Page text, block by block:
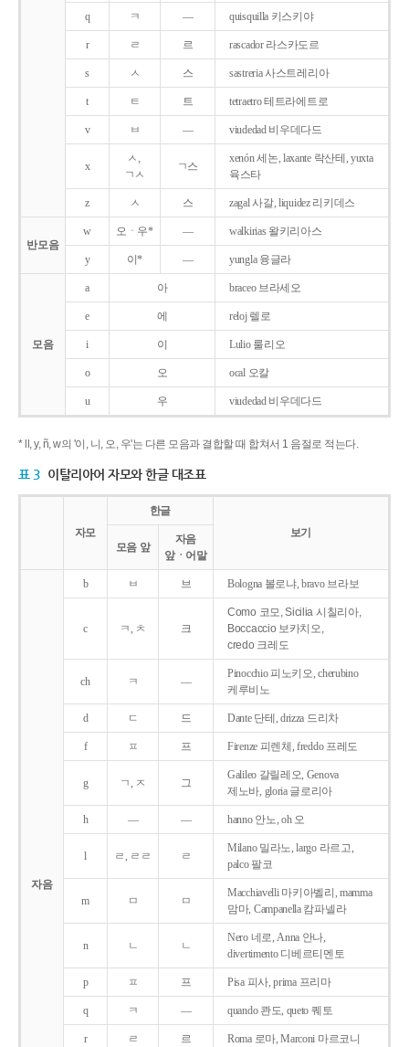
q ㅋ ― quisquilla 키스키야
r ㄹ 르 rascador 라스카도르
s ㅅ 스 sastreria 사스트레리아
t ㅌ 트 tetraetro 테트라에트로
v ㅂ ― viudedad 비우데다드
x
ㅅ,
ㄱㅅ
ㄱ스
xenón 세논, laxante 락산테, yuxta
육스타
z ㅅ 스 zagal 사갈, liquidez 리키데스
반모음
w 오ㆍ우* ― walkirias 왈키리아스
y 이* ― yungla 융글라
모음
a 아 braceo 브라세오
e 에 reloj 렐로
i 이 Lulio 룰리오
o 오 ocal 오칼
u 우 viudedad 비우데다드
* ll, y, ñ, w의 '이, 니, 오, 우'는 다른 모음과 결합할 때 합쳐서 1 음절로 적는다.
표 3 이탈리아어 자모와 한글 대조표
자모
한글
보기
모음 앞
자음
앞ㆍ어말
자음
b ㅂ 브 Bologna 볼로냐, bravo 브라보
c ㅋ, ㅊ 크
Como 코모, Sicilia 시칠리아,
Boccaccio 보카치오,
credo 크레도
ch ㅋ ―
Pinocchio 피노키오, cherubino
케루비노
d ㄷ 드 Dante 단테, drizza 드리차
f ㅍ 프 Firenze 피렌체, freddo 프레도
g ㄱ, ㅈ 그
Galileo 갈릴레오, Genova
제노바, gloria 글로리아
h ― ― hanno 안노, oh 오
l ㄹ, ㄹㄹ ㄹ
Milano 밀라노, largo 라르고,
palco 팔코
m ㅁ ㅁ
Macchiavelli 마키아벨리, mamma
맘마, Campanella 캄파넬라
n ㄴ ㄴ
Nero 네로, Anna 안나,
divertimento 디베르티멘토
p ㅍ 프 Pisa 피사, prima 프리마
q ㅋ ― quando 콴도, queto 퀘토
r ㄹ 르 Roma 로마, Marconi 마르코니